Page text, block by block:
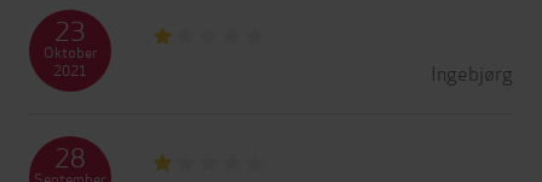
Ingebjørg
23
Oktober
2021
28